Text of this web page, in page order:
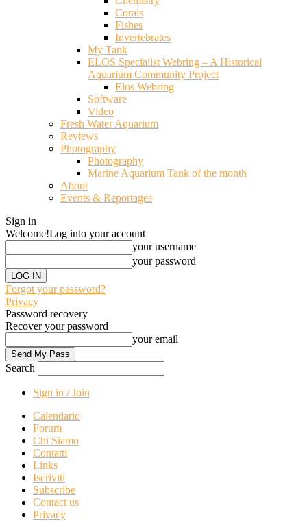
Corals
Fishes
Invertebrates
My Tank
ELOS Specialist Webring – A Historical
Aquarium Community Project
Elos Webring
Software
Video
Fresh Water Aquarium
Reviews
Photography
Photography
Marine Aquarium Tank of the month
About
Events & Reportages
Sign in
Welcome!Log into your account
your username
your password
Forgot your password?
Privacy
Password recovery
Recover your password
your email
Search
Sign in / Join
Calendario
Forum
Chi Siamo
Contatti
Links
Iscriviti
Subscribe
Contact us
Privacy